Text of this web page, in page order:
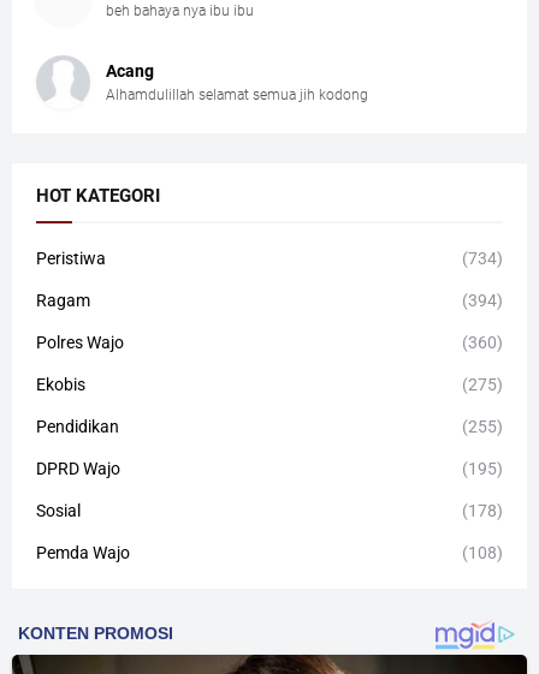
beh bahaya nya ibu ibu
Acang
Alhamdulillah selamat semua jih kodong
HOT KATEGORI
Peristiwa (734)
Ragam (394)
Polres Wajo (360)
Ekobis (275)
Pendidikan (255)
DPRD Wajo (195)
Sosial (178)
Pemda Wajo (108)